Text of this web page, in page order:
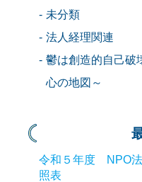
未分類
法人経理関連
鬱は創造的自己破
心の地図～
令和５年度 NPO
照表